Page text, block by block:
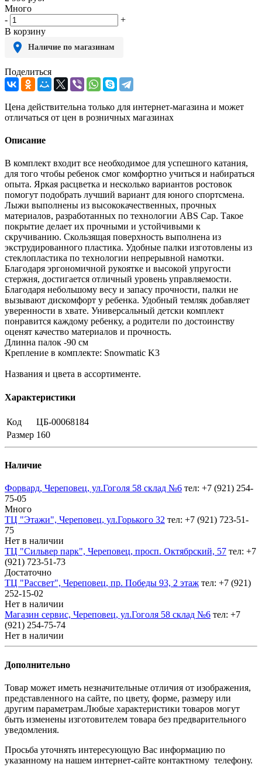
Много
-
+
В корзину
Наличие по магазинам
Поделиться
Цена действительна только для интернет-магазина и может
отличаться от цен в розничных магазинах
Описание
В комплект входит все необходимое для успешного катания,
для того чтобы ребенок смог комфортно учиться и набираться
опыта. Яркая расцветка и несколько вариантов ростовок
помогут подобрать лучший вариант для юного спортсмена.
Лыжи выполнены из высококачественных, прочных
материалов, разработанных по технологии ABS Cap. Такое
покрытие делает их прочными и устойчивыми к
скручиванию. Скользящая поверхность выполнена из
экструдированного пластика. Удобные палки изготовлены из
стеклопластика по технологии непрерывной намотки.
Благодаря эргономичной рукоятке и высокой упругости
стержня, достигается отличный уровень управляемости.
Благодаря небольшому весу и запасу прочности, палки не
вызывают дискомфорт у ребенка. Удобный темляк добавляет
уверенности в хвате. Универсальный детски комплект
понравится каждому ребенку, а родители по достоинству
оценят качество материалов и прочность.
Длинна палок -90 см
Крепление в комплекте: Snowmatic K3
Названия и цвета в ассортименте.
Характеристики
Код
ЦБ-00068184
Размер 160
Наличие
Форвард, Череповец, ул.Гоголя 58 склад №6 тел: +7 (921) 254-
75-05
Много
ТЦ "Этажи", Череповец, ул.Горького 32 тел: +7 (921) 723-51-
75
Нет в наличии
ТЦ "Сильвер парк", Череповец, просп. Октябрский, 57 тел: +7
(921) 723-51-73
Достаточно
ТЦ "Рассвет", Череповец, пр. Победы 93, 2 этаж тел: +7 (921)
252-15-02
Нет в наличии
Магазин сервис, Череповец, ул.Гоголя 58 склад №6 тел: +7
(921) 254-75-74
Нет в наличии
Дополнительно
Товар может иметь незначительные отличия от изображения,
представленного на сайте, по цвету, форме, размеру или
другим параметрам.Любые характеристики товаров могут
быть изменены изготовителем товара без предварительного
уведомления.
Просьба уточнять интересующую Вас информацию по
указанному на нашем интернет-сайте контактному телефону.